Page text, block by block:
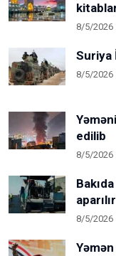
8/5/2026
Suriya
8/5/2026
edilib
8/5/2026
aparılır
8/5/2026